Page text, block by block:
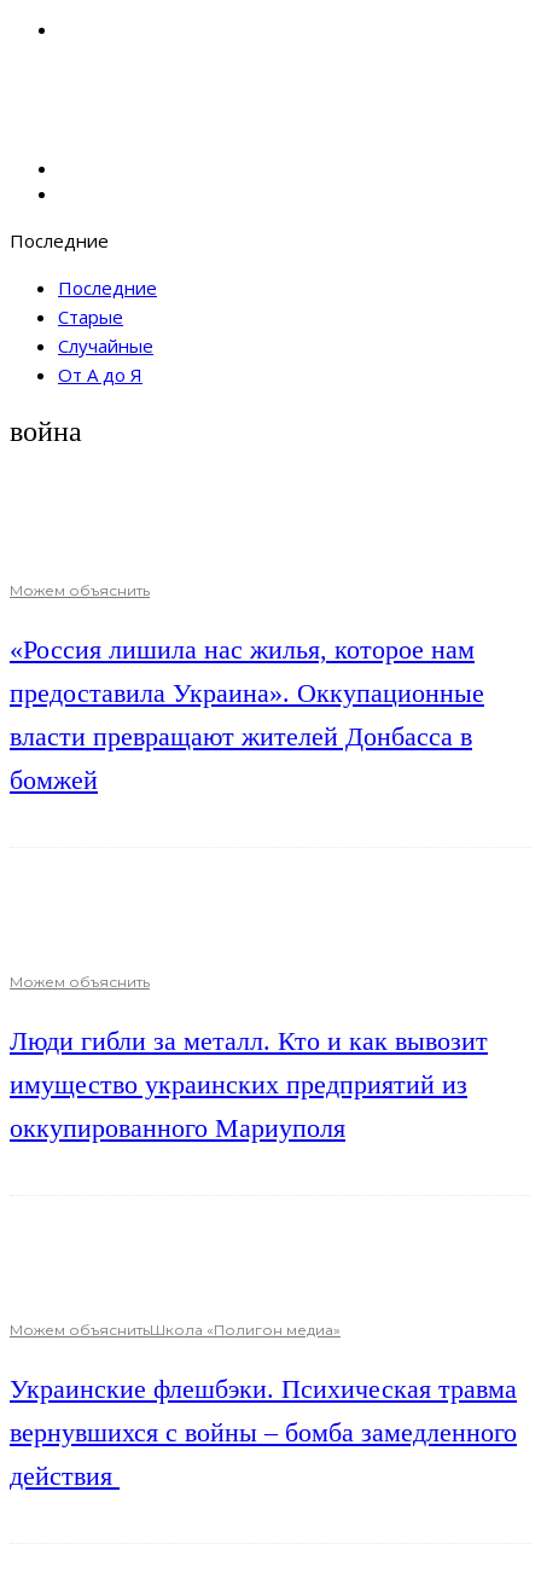
Последние
Последние
Старые
Случайные
От А до Я
война
Можем объяснить
«Россия лишила нас жилья, которое нам
предоставила Украина». Оккупационные
власти превращают жителей Донбасса в
бомжей
Можем объяснить
Люди гибли за металл. Кто и как вывозит
имущество украинских предприятий из
оккупированного Мариуполя
Можем объяснитьШкола «Полигон медиа»
Украинские флешбэки. Психическая травма
вернувшихся с войны – бомба замедленного
действия